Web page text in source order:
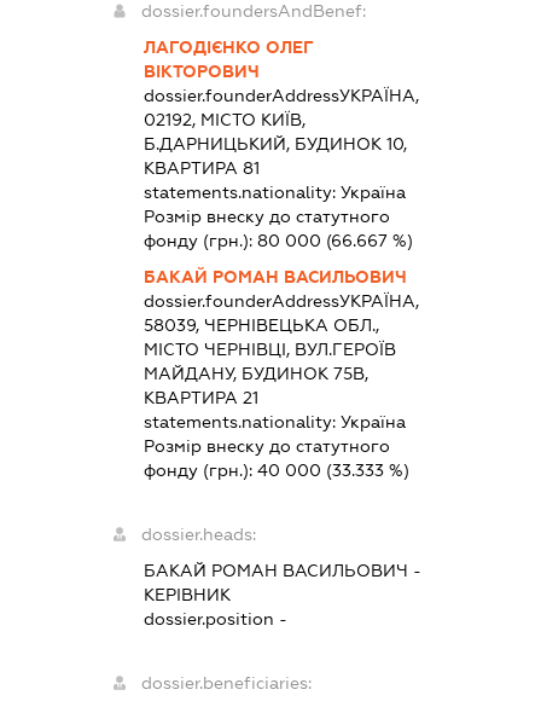
dossier.foundersAndBenef:
ЛАГОДІЄНКО ОЛЕГ
ВІКТОРОВИЧ
dossier.founderAddressУКРАЇНА,
02192, МІСТО КИЇВ,
Б.ДАРНИЦЬКИЙ, БУДИНОК 10,
КВАРТИРА 81
statements.nationality:Україна
Розмір внеску до статутного
фонду (грн.):80 000 (66.667 %)
БАКАЙ РОМАН ВАСИЛЬОВИЧ
dossier.founderAddressУКРАЇНА,
58039, ЧЕРНІВЕЦЬКА ОБЛ.,
МІСТО ЧЕРНІВЦІ, ВУЛ.ГЕРОЇВ
МАЙДАНУ, БУДИНОК 75В,
КВАРТИРА 21
statements.nationality:Україна
Розмір внеску до статутного
фонду (грн.):40 000 (33.333 %)
dossier.heads:
БАКАЙ РОМАН ВАСИЛЬОВИЧ -
КЕРІВНИК
dossier.position -
dossier.beneficiaries: